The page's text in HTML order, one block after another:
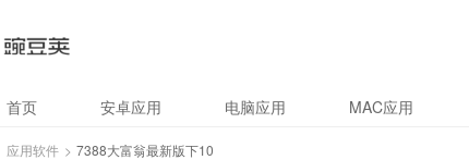
首页 安卓应用 电脑应用 MAC应用
应用软件 > 7388大富翁最新版下10